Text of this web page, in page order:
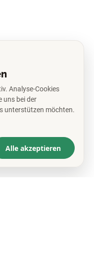
Analyse-Cookies
uns bei der
unterstützen möchten.
Alle akzeptieren